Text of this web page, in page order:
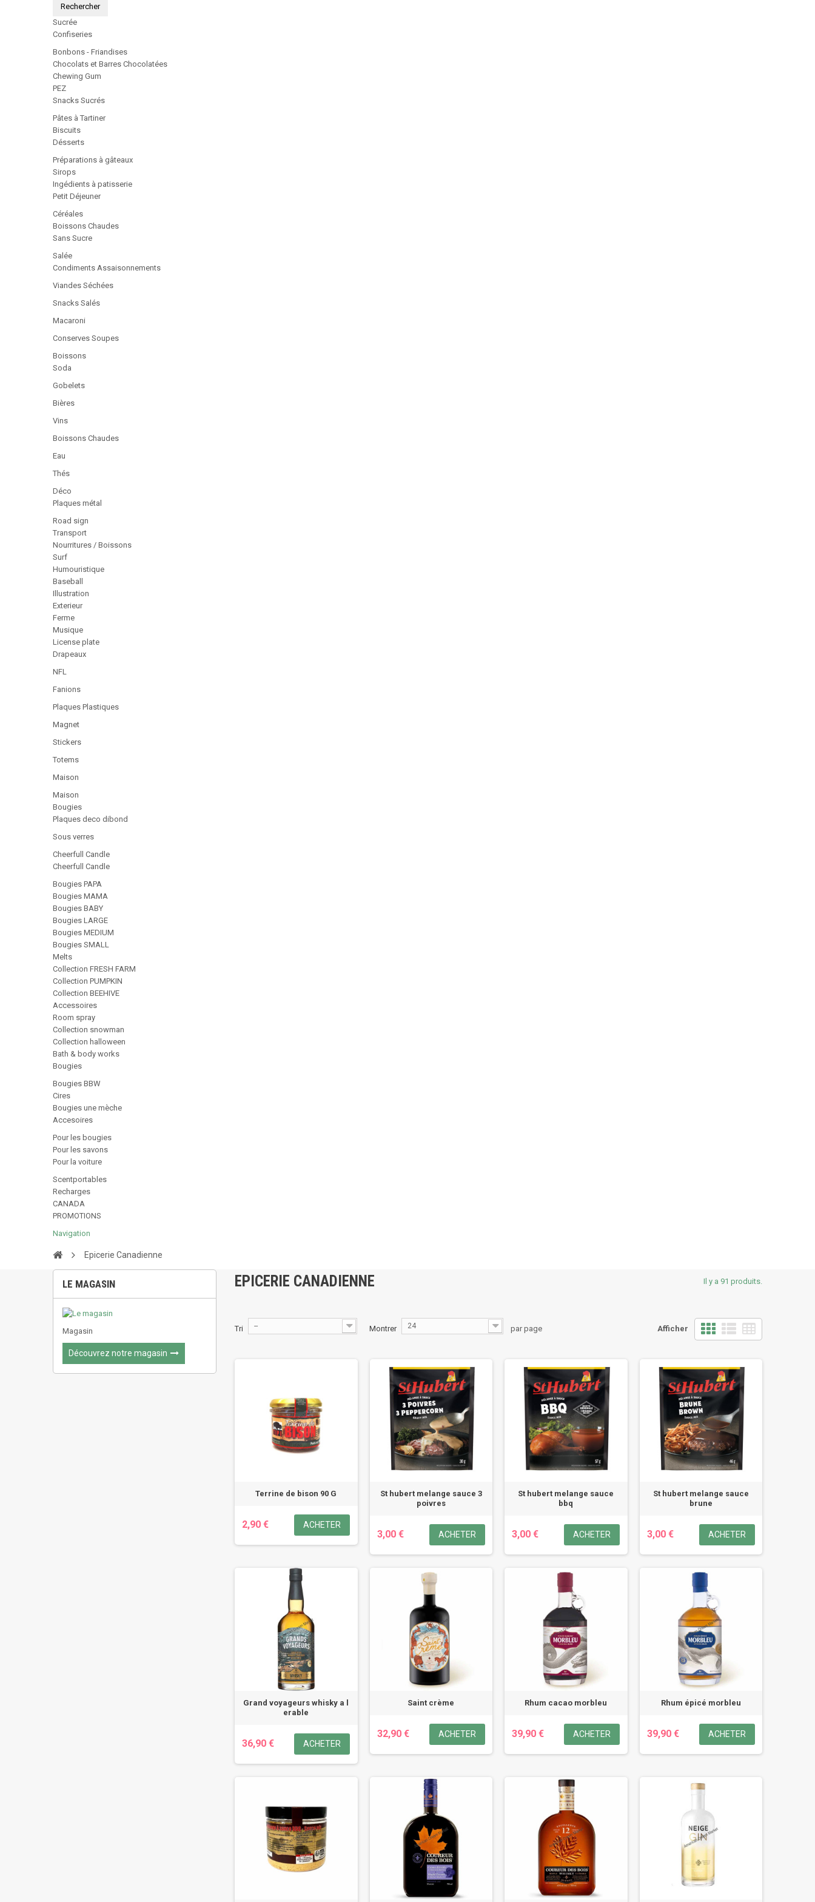
Rechercher
Sucrée
Confiseries
Bonbons - Friandises
Chocolats et Barres Chocolatées
Chewing Gum
PEZ
Snacks Sucrés
Pâtes à Tartiner
Biscuits
Désserts
Préparations à gâteaux
Sirops
Ingédients à patisserie
Petit Déjeuner
Céréales
Boissons Chaudes
Sans Sucre
Salée
Condiments Assaisonnements
Viandes Séchées
Snacks Salés
Macaroni
Conserves Soupes
Boissons
Soda
Gobelets
Bières
Vins
Boissons Chaudes
Eau
Thés
Déco
Plaques métal
Road sign
Transport
Nourritures / Boissons
Surf
Humouristique
Baseball
Illustration
Exterieur
Ferme
Musique
License plate
Drapeaux
NFL
Fanions
Plaques Plastiques
Magnet
Stickers
Totems
Maison
Maison
Bougies
Plaques deco dibond
Sous verres
Cheerfull Candle
Cheerfull Candle
Bougies PAPA
Bougies MAMA
Bougies BABY
Bougies LARGE
Bougies MEDIUM
Bougies SMALL
Melts
Collection FRESH FARM
Collection PUMPKIN
Collection BEEHIVE
Accessoires
Room spray
Collection snowman
Collection halloween
Bath & body works
Bougies
Bougies BBW
Cires
Bougies une mèche
Accesoires
Pour les bougies
Pour les savons
Pour la voiture
Scentportables
Recharges
CANADA
PROMOTIONS
Navigation
Epicerie Canadienne
LE MAGASIN
Magasin
Découvrez notre magasin
EPICERIE CANADIENNE Il y a 91 produits.
Afficher
Tri -- Montrer 24 par page
Terrine de bison 90 G
2,90 € ACHETER
St hubert melange sauce 3
poivres
3,00 € ACHETER
St hubert melange sauce
bbq
3,00 € ACHETER
St hubert melange sauce
brune
3,00 € ACHETER
Grand voyageurs whisky a l
erable
36,90 € ACHETER
Saint crème
32,90 € ACHETER
Rhum cacao morbleu
39,90 € ACHETER
Rhum épicé morbleu
39,90 € ACHETER